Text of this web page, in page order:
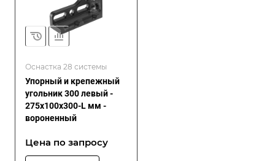
Оснастка 28 системы
Упорный и крепежный
угольник 300 левый -
275x100x300-L мм -
вороненный
Цена по запросу